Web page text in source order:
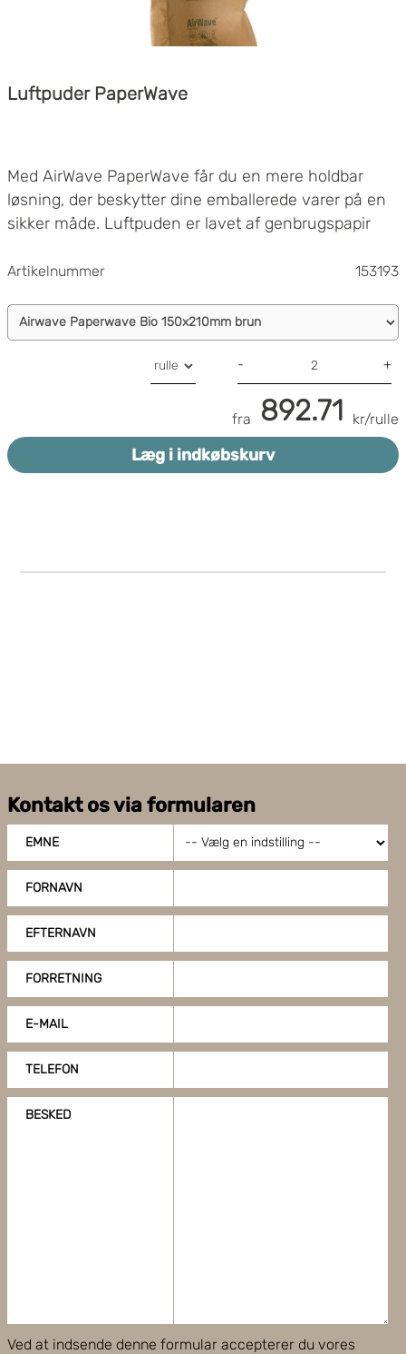
Luftpuder PaperWave
Med AirWave PaperWave får du en mere holdbar
løsning, der beskytter dine emballerede varer på en
sikker måde. Luftpuden er lavet af genbrugspapir
kan komposteres derhjemme, påvirker ikke
sorteringshjælpesymbolet iht. DIN 6120 letter
tildelingen ved genbrugsbeholderen. Kompatibel med
Samlet tykkelse 50µ
Til medium til tungt gods
Artikelnummer 153193
- +
fra 892.71 kr/rulle
Læg i indkøbskurv
Kontakt os via formularen
EMNE
FORNAVN
EFTERNAVN
FORRETNING
E-MAIL
TELEFON
BESKED
Ved at indsende denne formular accepterer du vores